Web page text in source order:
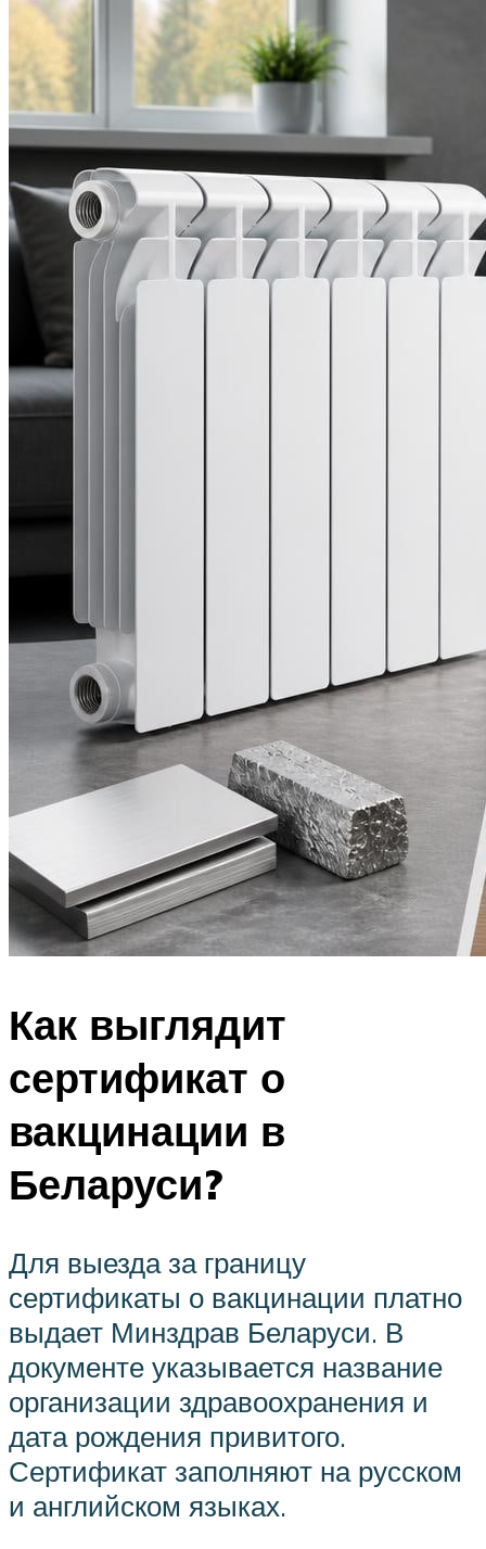
Как выглядит
сертификат о
вакцинации в
Беларуси?
Для выезда за границу
сертификаты о вакцинации платно
выдает Минздрав Беларуси. В
документе указывается название
организации здравоохранения и
дата рождения привитого.
Сертификат заполняют на русском
и английском языках.